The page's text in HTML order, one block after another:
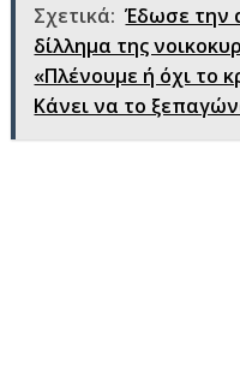
Σχετικά: Έδωσε την
δίλλημα της
«Πλένουμε ή όχι το
Κάνει να το